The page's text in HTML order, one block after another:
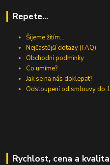
Repete...
Šijeme žitím...
Nejčastější dotazy (FAQ)
Obchodní podmínky
Co umíme?
Jak se na nás doklepat?
Odstoupení od smlouvy do
Rychlost, cena a